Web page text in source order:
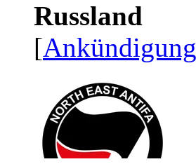
Russland
[Ankündigung